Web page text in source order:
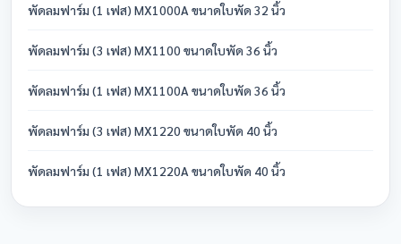
พัดลมฟาร์ม (1 เฟส) MX1000A ขนาดใบพัด 32 นิ้ว
พัดลมฟาร์ม (3 เฟส) MX1100 ขนาดใบพัด 36 นิ้ว
พัดลมฟาร์ม (1 เฟส) MX1100A ขนาดใบพัด 36 นิ้ว
พัดลมฟาร์ม (3 เฟส) MX1220 ขนาดใบพัด 40 นิ้ว
พัดลมฟาร์ม (1 เฟส) MX1220A ขนาดใบพัด 40 นิ้ว